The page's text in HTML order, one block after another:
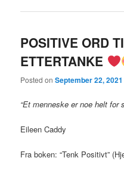
POSITIVE ORD
ETTERTANKE
Posted onSeptember 22, 2021
“Et menneske er noe helt for
Eileen Caddy
Fra boken: “Tenk Positivt”